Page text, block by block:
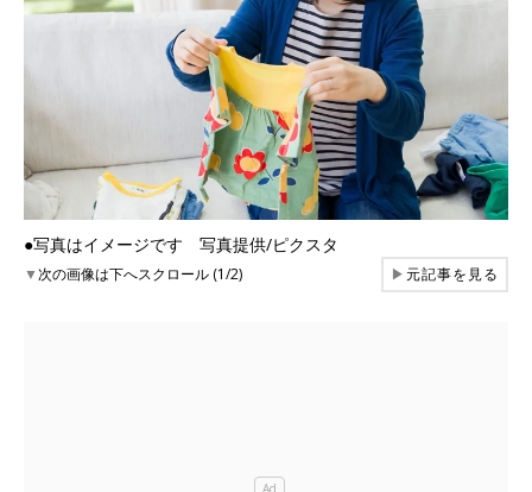
●写真はイメージです 写真提供/ピクスタ
▼次の画像は下へスクロール (1/2) ▶元記事を見る